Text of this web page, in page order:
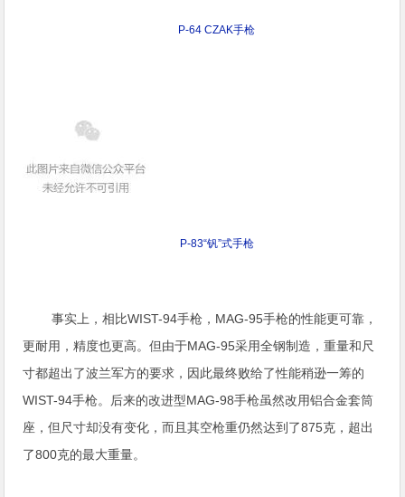
P-64 CZAK手枪
P-83“钒”式手枪
事实上，相比WIST-94手枪，MAG-95手枪的性能更可靠，
更耐用，精度也更高。但由于MAG-95采用全钢制造，重量和尺
寸都超出了波兰军方的要求，因此最终败给了性能稍逊一筹的
WIST-94手枪。后来的改进型MAG-98手枪虽然改用铝合金套筒
座，但尺寸却没有变化，而且其空枪重仍然达到了875克，超出
了800克的最大重量。